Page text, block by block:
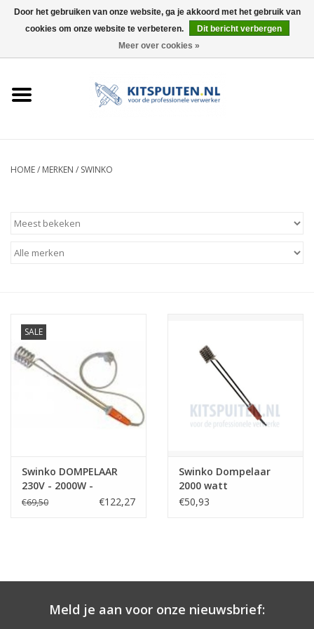
0 Artikelen - €0,00
HANDDRUK
CONTACT
HOME/ MERKEN / SWINKO
SALE
Swinko DOMPELAAR
230V - 2000W -
RESETAUTOMAAT
€69,50 €122,27
Swinko Dompelaar
2000 watt
€50,93
Meld je aan voor onze nieuwsbrief:
Door het gebruiken van onze website, ga je akkoord met het gebruik van
cookies om onze website te verbeteren.
Dit bericht verbergen
Meer over cookies »